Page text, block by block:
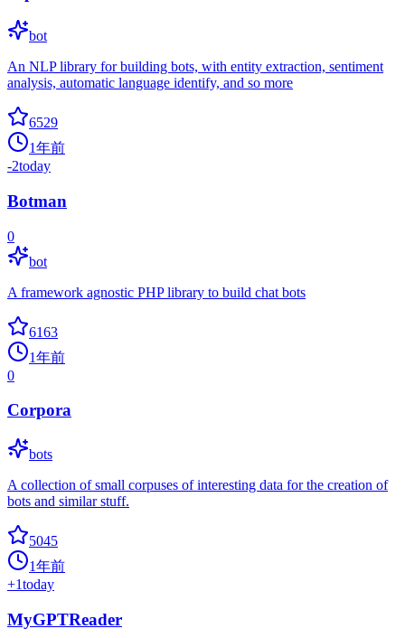
bot
An NLP library for building bots, with entity extraction, sentiment
analysis, automatic language identify, and so more
6529
1年前
-2today
Botman
0
bot
A framework agnostic PHP library to build chat bots
6163
1年前
0
Corpora
bots
A collection of small corpuses of interesting data for the creation of
bots and similar stuff.
5045
1年前
+1today
MyGPTReader